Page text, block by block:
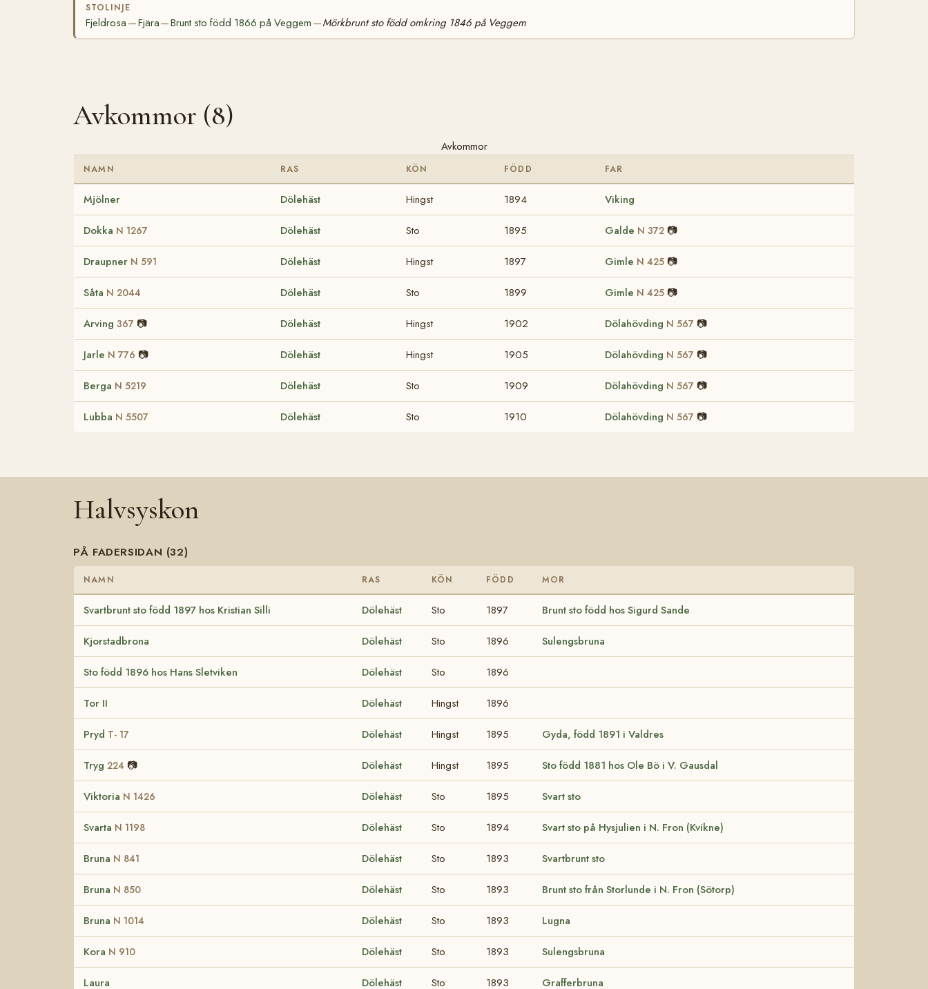
STOLINJE
Fjeldrosa —Fjära—Brunt sto född 1866 på Veggem —Mörkbrunt sto född omkring 1846 på Veggem
Avkommor (8)
Avkommor
NAMN RAS KÖN FÖDD FAR
Mjölner Dölehäst Hingst 1894 Viking
Dokka N 1267 Dölehäst Sto 1895 Galde N 372 📷
Draupner N 591 Dölehäst Hingst 1897 Gimle N 425 📷
Såta N 2044 Dölehäst Sto 1899 Gimle N 425 📷
Arving 367 📷 Dölehäst Hingst 1902 Dölahövding N 567 📷
Jarle N 776 📷 Dölehäst Hingst 1905 Dölahövding N 567 📷
Berga N 5219 Dölehäst Sto 1909 Dölahövding N 567 📷
Lubba N 5507 Dölehäst Sto 1910 Dölahövding N 567 📷
Halvsyskon
PÅ FADERSIDAN (32)
NAMN RAS KÖN FÖDD MOR
Svartbrunt sto född 1897 hos Kristian Silli Dölehäst Sto 1897 Brunt sto född hos Sigurd Sande
Kjorstadbrona Dölehäst Sto 1896 Sulengsbruna
Sto född 1896 hos Hans Sletviken Dölehäst Sto 1896
Tor II Dölehäst Hingst 1896
Pryd T- 17 Dölehäst Hingst 1895 Gyda, född 1891 i Valdres
Tryg 224 📷 Dölehäst Hingst 1895 Sto född 1881 hos Ole Bö i V. Gausdal
Viktoria N 1426 Dölehäst Sto 1895 Svart sto
Svarta N 1198 Dölehäst Sto 1894 Svart sto på Hysjulien i N. Fron (Kvikne)
Bruna N 841 Dölehäst Sto 1893 Svartbrunt sto
Bruna N 850 Dölehäst Sto 1893 Brunt sto från Storlunde i N. Fron (Sötorp)
Bruna N 1014 Dölehäst Sto 1893 Lugna
Kora N 910 Dölehäst Sto 1893 Sulengsbruna
Laura Dölehäst Sto 1893 Grafferbruna